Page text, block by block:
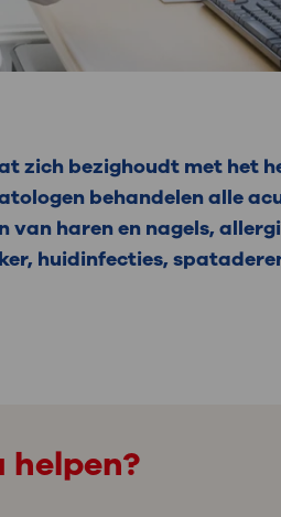
zich bezighoudt met het
behandelen alle
van haren en nagels,
huidinfecties,
helpen?